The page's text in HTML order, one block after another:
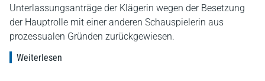
Unterlassungsanträge der Klägerin wegen der Besetzung
der Hauptrolle mit einer anderen Schauspielerin aus
prozessualen Gründen zurückgewiesen.
Weiterlesen